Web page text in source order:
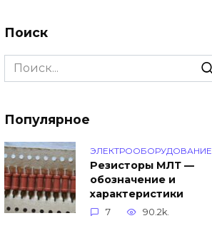
Поиск
Search
for:
Популярное
ЭЛЕКТРООБОРУДОВАНИЕ
Резисторы МЛТ —
обозначение и
характеристики
7 90.2k.